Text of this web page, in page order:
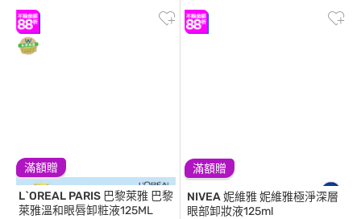
滿額贈
L`OREAL PARIS 巴黎萊雅 巴黎
萊雅溫和眼唇卸粧液125ML
滿額贈
NIVEA 妮維雅妮維雅極淨深層
眼部卸妝液125ml